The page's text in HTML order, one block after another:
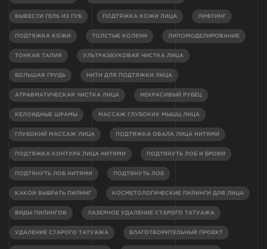
ВЫВЕСТИ ГЕЛЬ ИЗ ГУБ ПОДТЯЖКА КОЖИ ЛИЦА ЛИФТИНГ
ПОДТЯЖКА КОЖИ ТОЛСТЫЕ КОЛЕНИ ЛИПОМОДЕЛИРОВАНИЕ
ТОНКАЯ ТАЛИЯ УЛЬТРАЗВУКОВАЯ ЧИСТКА ЛИЦА
БОЛЬШАЯ ГРУДЬ НИТИ ДЛЯ ПОДТЯЖКИ ЛИЦА
АТРАВМАТИЧЕСКАЯ ЧИСТКА ЛИЦА НЕКРАСИВЫЙ РУБЕЦ
КЕЛОИДНЫЕ ШРАМЫ МАССАЖ ГЛУБОКИХ МЫШЦ ЛИЦА
ГЛУБОКИЙ МАССАЖ ЛИЦА ПОДТЯЖКА ОВАЛА ЛИЦА НИТЯМИ
ПОДТЯЖКА КОНТУРА ЛИЦА НИТЯМИ ПОДТЯНУТЬ ЛОБ И БРОВИ
ПОДТЯНУТЬ ЛОБ НИТЯМИ ПОДТЯНУТЬ ЛОБ
КАКОЙ ВЫБРАТЬ ПИЛИНГ КОСМЕТОЛОГИЧЕСКИЕ ПИЛИНГИ ДЛЯ ЛИЦА
ВИДЫ ПИЛИНГОВ ЛАЗЕРНОЕ УДАЛЕНИЕ СТАРОГО ТАТУАЖА
УДАЛЕНИЕ СТАРОГО ТАТУАЖА БЛАГОТВОРИТЕЛЬНЫЙ ПРОЕКТ